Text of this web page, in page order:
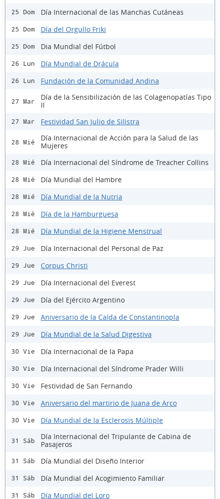
25 Dom Día Internacional de las Manchas Cutáneas
25 Dom Día del Orgullo Friki
25 Dom Dia Mundial del Fútbol
26 Lun Día Mundial de Drácula
26 Lun Fundación de la Comunidad Andina
27 Mar
Día de la Sensibilización de las Colagenopatías Tipo
II
27 Mar Festividad San Julio de Silistra
28 Mié
Día Internacional de Acción para la Salud de las
Mujeres
28 Mié Día Internacional del Síndrome de Treacher Collins
28 Mié Día Mundial del Hambre
28 Mié Día Mundial de la Nutria
28 Mié Día de la Hamburguesa
28 Mié Día Mundial de la Higiene Menstrual
29 Jue Día Internacional del Personal de Paz
29 Jue Corpus Christi
29 Jue Día Internacional del Everest
29 Jue Día del Ejército Argentino
29 Jue Aniversario de la Caída de Constantinopla
29 Jue Día Mundial de la Salud Digestiva
30 Vie Día Internacional de la Papa
30 Vie Día Internacional del Síndrome Prader Willi
30 Vie Festividad de San Fernando
30 Vie Aniversario del martirio de Juana de Arco
30 Vie Día Mundial de la Esclerosis Múltiple
31 Sáb
Día Internacional del Tripulante de Cabina de
Pasajeros
31 Sáb Día Mundial del Diseño Interior
31 Sáb Día Mundial del Acogimiento Familiar
31 Sáb Día Mundial del Loro